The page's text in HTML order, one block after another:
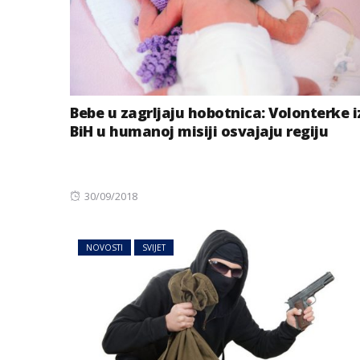
Bebe u zagrljaju hobotnica: Volonterke
BiH u humanoj misiji osvajaju regiju
Posted
30/09/2018
NOVOSTI SVIJET